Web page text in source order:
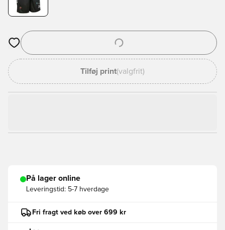
Åbner en Modal til at logge ind eller tilmelde dig som medlem
Tilføj print(valgfrit)
På lager online
Leveringstid: 5-7 hverdage
Fri fragt ved køb over 699 kr